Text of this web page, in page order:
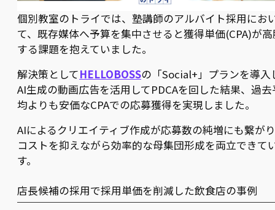
個別教室のトライでは、塾講師のアルバイト採用にお
て、既存媒体へ予算を集中させると獲得単価(CPA)が
する課題を抱えていました。
解決策としてHELLOBOSSの「Social+」プランを導入
AI生成の動画広告を活用してPDCAを回した結果、過去
均よりも安価なCPAでの応募獲得を実現しました。
AIによるクリエイティブ作成が応募数の純増にも繋が
コストを抑えながら効率的な母集団形成を両立できて
す。
店長候補の採用で採用単価を削減した飲食店の事例